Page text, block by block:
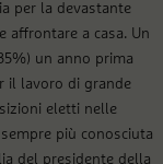
per la devastante
affrontare a casa. Un
un anno prima
il lavoro di grande
eletti nelle
più conosciuta
del presidente della